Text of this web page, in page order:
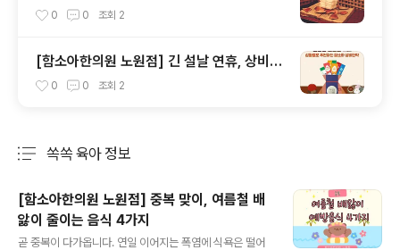
나요?
0 0 조회 2
[함소아한의원 노원점] 긴 설날 연휴, 상비약
( 비대면 진료 )
0 0 조회 2
쏙쏙 육아 정보
[함소아한의원 노원점] 중복 맞이, 여름철 배
앓이 줄이는 음식 4가지
곧 중복이 다가옵니다. 연일 이어지는 폭염에 식욕은 떨어